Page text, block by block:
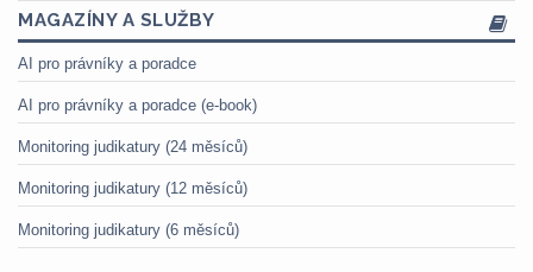
MAGAZÍNY A SLUŽBY
AI pro právníky a poradce
AI pro právníky a poradce (e-book)
Monitoring judikatury (24 měsíců)
Monitoring judikatury (12 měsíců)
Monitoring judikatury (6 měsíců)